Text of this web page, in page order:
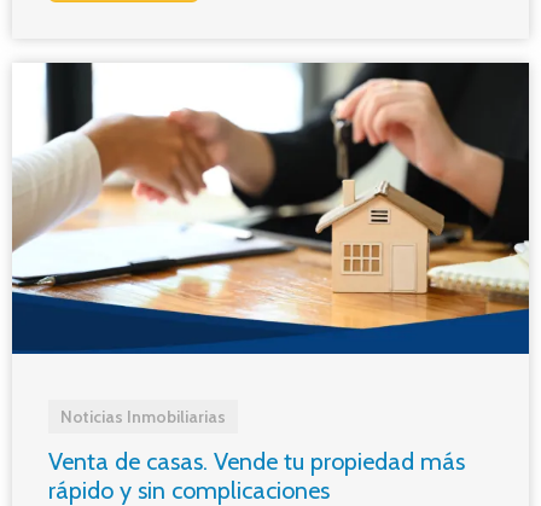
Noticias Inmobiliarias
Venta de casas. Vende tu propiedad más
rápido y sin complicaciones